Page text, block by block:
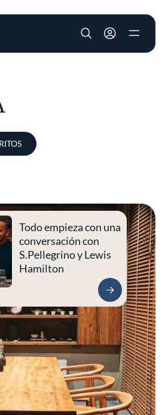
User account
Todo empieza con una
conversación con
S.Pellegrino y Lewis
Hamilton